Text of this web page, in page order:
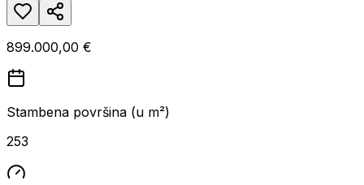
899.000,00 €
Stambena površina (u m²)
253